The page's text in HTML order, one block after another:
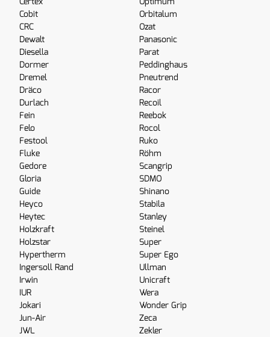
Cobit
CRC
Dewalt
Diesella
Dormer
Dremel
Dräco
Durlach
Fein
Felo
Festool
Fluke
Gedore
Gloria
Guide
Heyco
Heytec
Holzkraft
Holzstar
Hypertherm
Ingersoll Rand
Irwin
IUR
Jokari
Jun-Air
JWL
Orbitalum
Ozat
Panasonic
Parat
Peddinghaus
Pneutrend
Racor
Recoil
Reebok
Rocol
Ruko
Röhm
Scangrip
SDMO
Shinano
Stabila
Stanley
Steinel
Super
Super Ego
Ullman
Unicraft
Wera
Wonder Grip
Zeca
Zekler